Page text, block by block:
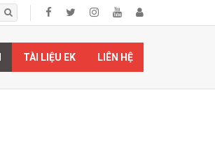
TÀI LIỆU EK LIÊN HỆ